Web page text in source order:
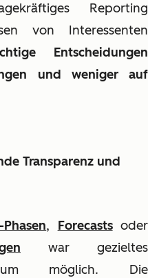
Reporting
von Interessenten
Entscheidungen
und weniger auf
Transparenz und
Phasen, Forecastsoder
war gezieltes
möglich. Die